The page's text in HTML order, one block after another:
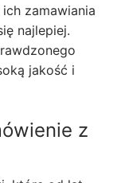
zamawiania
najlepiej.
jakość i
z